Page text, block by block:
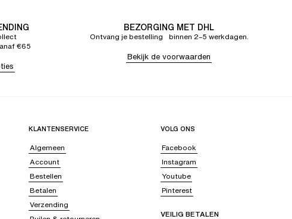
€65
BEZORGING MET DHL
Ontvang je bestelling binnen 2–5 werkdagen.
Bekijk de voorwaarden
KLANTENSERVICE
Algemeen
Account
Bestellen
Betalen
Verzending
VOLG ONS
Facebook
Instagram
Youtube
Pinterest
VEILIG BETALEN